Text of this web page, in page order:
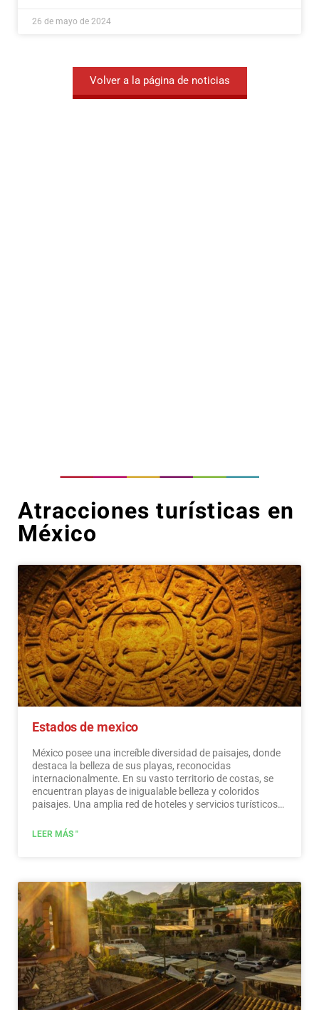
26 de mayo de 2024
Volver a la página de noticias
Atracciones turísticas en
México
Estados de mexico
México posee una increíble diversidad de paisajes, donde
destaca la belleza de sus playas, reconocidas
internacionalmente. En su vasto territorio de costas, se
encuentran playas de inigualable belleza y coloridos
paisajes. Una amplia red de hoteles y servicios turísticos
estas playas. México también es un lugar místico,
como faros en un océano de belleza natural. Ofrecen a los
visitantes edificios que cuentan su historia y museos que
recogen su patrimonio cultural. Y que mantienen vivas
tradiciones ancestrales, en ceremonias y festivales, donde
se puede disfrutar de actividades culturales y de
entretenimiento.…Leer más
LEER MÁS "